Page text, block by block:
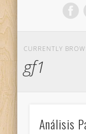
CURRENTLY
gf1
Análisis